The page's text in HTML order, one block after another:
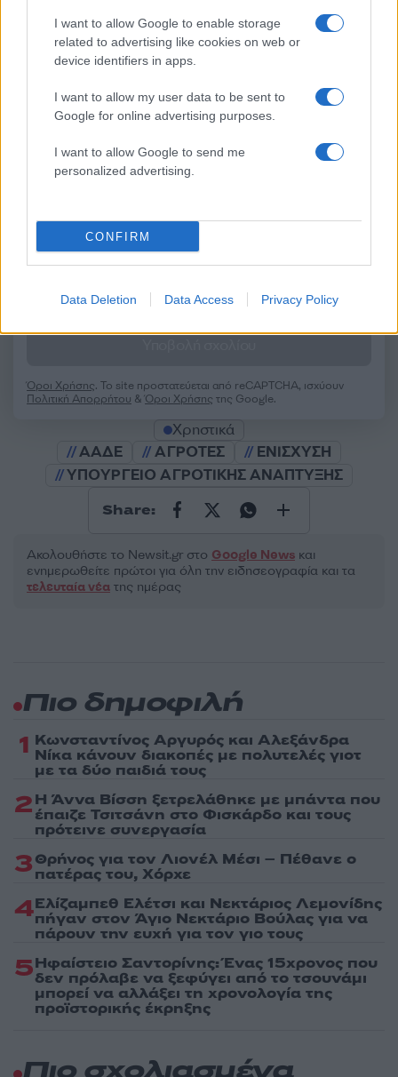
I want to allow Google to enable storage
related to advertising like cookies on web or
device identifiers in apps.
I want to allow my user data to be sent to
Google for online advertising purposes.
I want to allow Google to send me
personalized advertising.
CONFIRM
Data Deletion Data Access Privacy Policy
Σχόλια
Σχολίασε εδώ
2000 /2000
Όροι Χρήσης. Το site προστατεύεται από reCAPTCHA, ισχύουν
Πολιτική Απορρήτου &Όροι Χρήσης της Google.
Χρηστικά
ΑΑΔΕ
ΑΓΡΟΤΕΣ
ΕΝΙΣΧΥΣΗ
ΥΠΟΥΡΓΕΙΟ ΑΓΡΟΤΙΚΗΣ ΑΝΑΠΤΥΞΗΣ
Share:
Ακολουθήστε το Νewsit.gr στο Google News και
ενημερωθείτε πρώτοι για όλη την ειδησεογραφία και τα
τελευταία νέα της ημέρας
Πιο δημοφιλή
1 Κωνσταντίνος Αργυρός και Αλεξάνδρα
Νίκα κάνουν διακοπές με πολυτελές γιοτ
με τα δύο παιδιά τους
2Η Άννα Βίσση ξετρελάθηκε με μπάντα που
έπαιζε Τσιτσάνη στο Φισκάρδο και τους
πρότεινε συνεργασία
3Θρήνος για τον Λιονέλ Μέσι – Πέθανε ο
πατέρας του, Χόρχε
4Ελίζαμπεθ Ελέτσι και Νεκτάριος Λεμονίδης
πήγαν στον Άγιο Νεκτάριο Βούλας για να
πάρουν την ευχή για τον γιο τους
5Ηφαίστειο Σαντορίνης: Ένας 15χρονος που
δεν πρόλαβε να ξεφύγει από το τσουνάμι
μπορεί να αλλάξει τη χρονολογία της
προϊστορικής έκρηξης